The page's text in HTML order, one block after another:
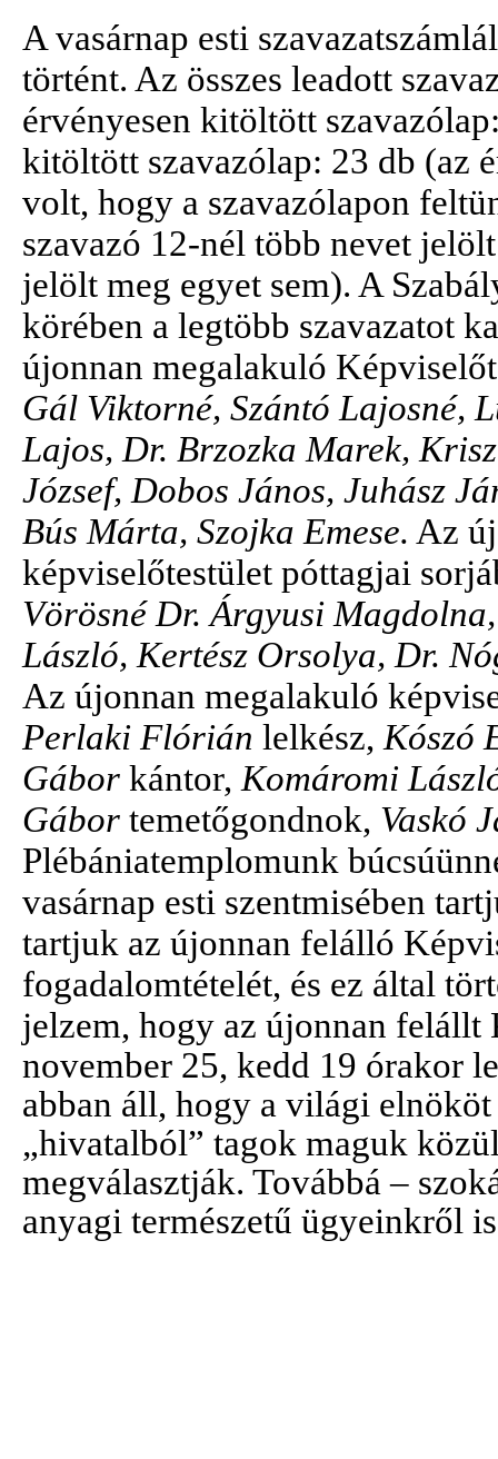
A vasárnap esti
történt. Az összes leadott
érvényesen kitöltött
kitöltött szavazólap: 23 db (az
volt, hogy a szavazólapon
szavazó 12-nél több nevet
jelölt meg egyet sem). A
körében a legtöbb szavazatot
újonnan megalakuló
Gál Viktorné, Szántó Lajosné,
Lajos, Dr. Brzozka Marek,
József, Dobos János, Juhász
Bús Márta, Szojka Emese. Az
képviselőtestület póttagjai
Vörösné Dr. Árgyusi
László, Kertész Orsolya, Dr.
Az újonnan megalakuló
Perlaki Flórián lelkész, Kószó
Gábor kántor, Komáromi
Gábor temetőgondnok, Vaskó
Plébániatemplomunk
vasárnap esti szentmisében
tartjuk az újonnan felálló
fogadalomtételét, és ez által
jelzem, hogy az újonnan felállt
november 25, kedd 19 órakor
abban áll, hogy a világi elnököt
„hivatalból” tagok maguk
megválasztják. Továbbá –
anyagi természetű ügyeinkről